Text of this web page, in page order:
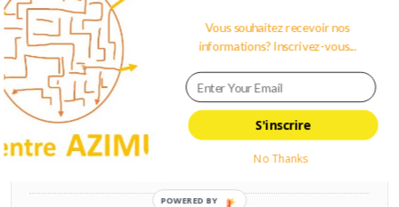
081/210.651
Vous savez quel.le thérapeute vous cherchez à joindre
ou avec qui vous souhaitez prendre rendez-vous:
merci de contacter ce.tte thérapeute directement, vous
trouverez ses coordonnées en cliquant sur son nom dans
S'inscrire
Vous souhaitez recevoir nos
informations? Inscrivez-vous...
No Thanks
POWERED BY